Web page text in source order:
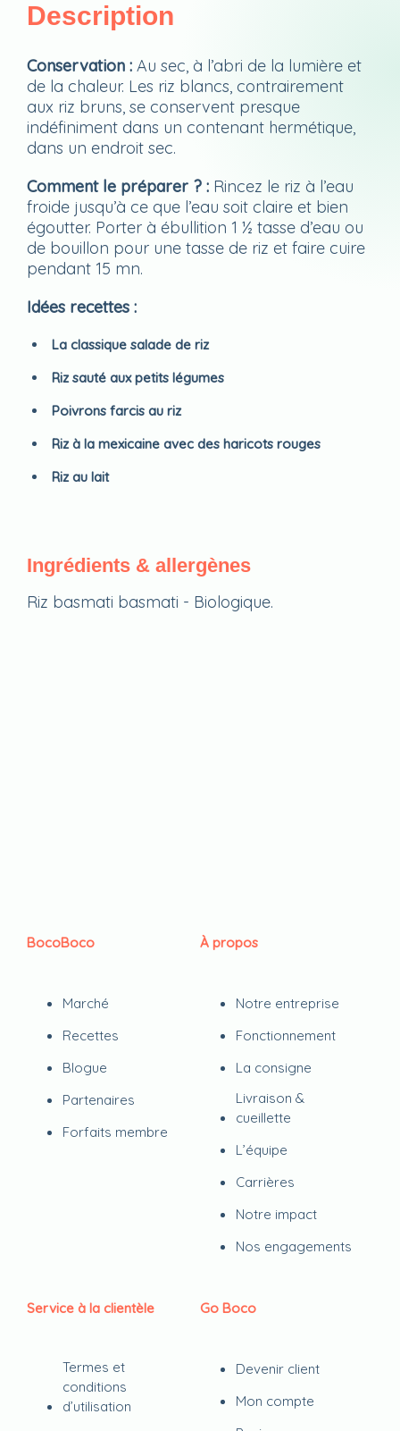
Description
Conservation : Au sec, à l’abri de la lumière et
de la chaleur. Les riz blancs, contrairement
aux riz bruns, se conservent presque
indéfiniment dans un contenant hermétique,
dans un endroit sec.
Comment le préparer ? : Rincez le riz à l’eau
froide jusqu’à ce que l’eau soit claire et bien
égoutter. Porter à ébullition 1 ½ tasse d’eau ou
de bouillon pour une tasse de riz et faire cuire
pendant 15 mn.
Idées recettes :
La classique salade de riz
Riz sauté aux petits légumes
Poivrons farcis au riz
Riz à la mexicaine avec des haricots rouges
Riz au lait
Ingrédients & allergènes
Riz basmati basmati - Biologique.
BocoBoco
Marché
Recettes
Blogue
Partenaires
Forfaits membre
À propos
Notre entreprise
Fonctionnement
La consigne
Livraison &
cueillette
L’équipe
Carrières
Notre impact
Nos engagements
Service à la clientèle
Termes et
conditions
d’utilisation
Go Boco
Devenir client
Mon compte